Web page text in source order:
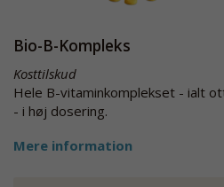
Bio-B-Kompleks
Kosttilskud
Hele B-vitaminkomplekset - ialt
- i høj dosering.
Mere information